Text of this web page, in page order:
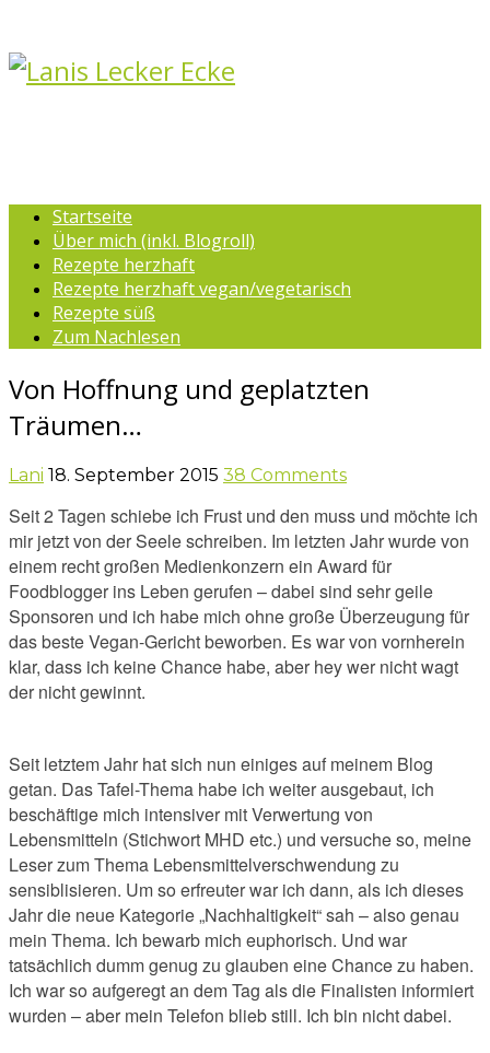
Startseite
Über mich (inkl. Blogroll)
Rezepte herzhaft
Rezepte herzhaft vegan/vegetarisch
Rezepte süß
Zum Nachlesen
Von Hoffnung und geplatzten
Träumen…
Lani 18. September 2015 38 Comments
Seit 2 Tagen schiebe ich Frust und den muss und möchte ich
mir jetzt von der Seele schreiben. Im letzten Jahr wurde von
einem recht großen Medienkonzern ein Award für
Foodblogger ins Leben gerufen – dabei sind sehr geile
Sponsoren und ich habe mich ohne große Überzeugung für
das beste Vegan-Gericht beworben. Es war von vornherein
klar, dass ich keine Chance habe, aber hey wer nicht wagt
der nicht gewinnt.
Seit letztem Jahr hat sich nun einiges auf meinem Blog
getan. Das Tafel-Thema habe ich weiter ausgebaut, ich
beschäftige mich intensiver mit Verwertung von
Lebensmitteln (Stichwort MHD etc.) und versuche so, meine
Leser zum Thema Lebensmittelverschwendung zu
sensiblisieren. Um so erfreuter war ich dann, als ich dieses
Jahr die neue Kategorie „Nachhaltigkeit“ sah – also genau
mein Thema. Ich bewarb mich euphorisch. Und war
tatsächlich dumm genug zu glauben eine Chance zu haben.
Ich war so aufgeregt an dem Tag als die Finalisten informiert
wurden – aber mein Telefon blieb still. Ich bin nicht dabei.